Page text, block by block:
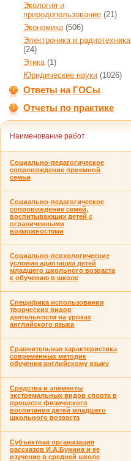
Экология и
природопользование (21)
Экономика(506)
Электроника и радиотехника
(24)
Этика(1)
Юридические науки (1026)
Ответы на ГОСы
Отчеты по практике
Наименование работ
Социально-педагогическое
сопровождение приемной
семьи
Социально-педагогическое
сопровождение семей,
воспитывающих детей с
ограниченными
возможностями
Социально-психологические
условия адаптации детей
младшего школьного возраста
к обучению в школе
Специфика использования
творческих видов
деятельности на уроках
английского языка
Сравнительная характеристика
современных методик
обучения английскому языку
Средства и элементы
экстремальных видов спорта в
процессе физического
воспитания детей младшего
школьного возраста
Субъектная организация
рассказов И.А.Бунина и ее
изучение в средней школе